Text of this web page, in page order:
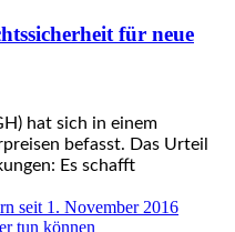
für neue
hat sich in einem
befasst. Das Urteil
Es schafft
seit 1. November 2016
tun können